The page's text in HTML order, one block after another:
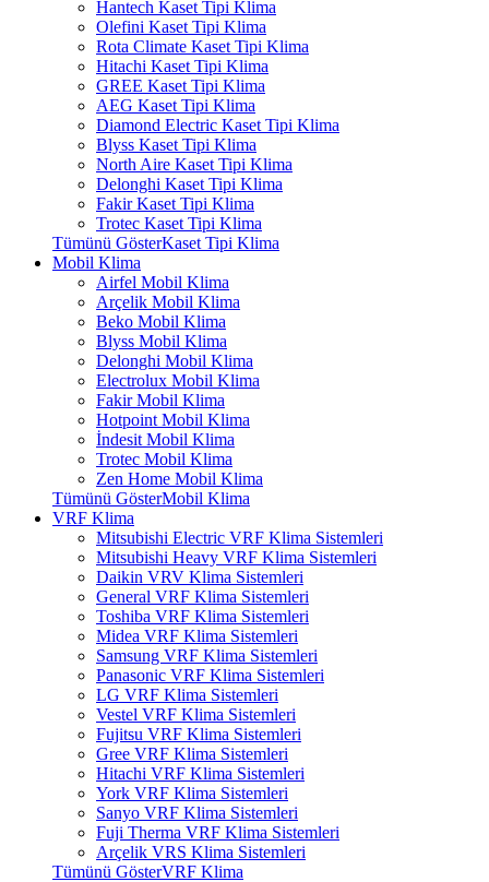
Hantech Kaset Tipi Klima
Olefini Kaset Tipi Klima
Rota Climate Kaset Tipi Klima
Hitachi Kaset Tipi Klima
GREE Kaset Tipi Klima
AEG Kaset Tipi Klima
Diamond Electric Kaset Tipi Klima
Blyss Kaset Tipi Klima
North Aire Kaset Tipi Klima
Delonghi Kaset Tipi Klima
Fakir Kaset Tipi Klima
Trotec Kaset Tipi Klima
Tümünü GösterKaset Tipi Klima
Mobil Klima
Airfel Mobil Klima
Arçelik Mobil Klima
Beko Mobil Klima
Blyss Mobil Klima
Delonghi Mobil Klima
Electrolux Mobil Klima
Fakir Mobil Klima
Hotpoint Mobil Klima
İndesit Mobil Klima
Trotec Mobil Klima
Zen Home Mobil Klima
Tümünü GösterMobil Klima
VRF Klima
Mitsubishi Electric VRF Klima Sistemleri
Mitsubishi Heavy VRF Klima Sistemleri
Daikin VRV Klima Sistemleri
General VRF Klima Sistemleri
Toshiba VRF Klima Sistemleri
Midea VRF Klima Sistemleri
Samsung VRF Klima Sistemleri
Panasonic VRF Klima Sistemleri
LG VRF Klima Sistemleri
Vestel VRF Klima Sistemleri
Fujitsu VRF Klima Sistemleri
Gree VRF Klima Sistemleri
Hitachi VRF Klima Sistemleri
York VRF Klima Sistemleri
Sanyo VRF Klima Sistemleri
Fuji Therma VRF Klima Sistemleri
Arçelik VRS Klima Sistemleri
Tümünü GösterVRF Klima